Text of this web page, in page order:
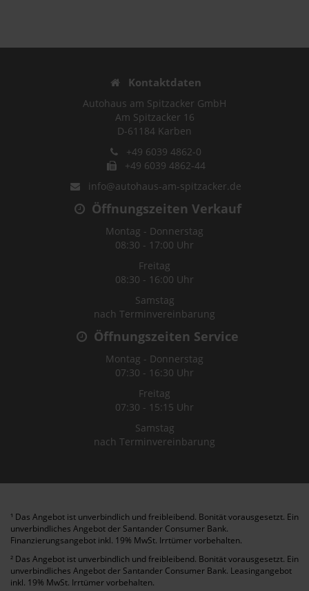
Kontaktdaten
Autohaus am Spitzacker GmbH
Am Spitzacker 16
D-61184 Karben
+49 6039 4862-0
+49 6039 4862-44
info@autohaus-am-spitzacker.de
Öffnungszeiten Verkauf
Montag - Donnerstag
08:30 - 17:00 Uhr
Freitag
08:30 - 16:00 Uhr
Samstag
nach Terminvereinbarung
Öffnungszeiten Service
Montag - Donnerstag
07:30 - 16:30 Uhr
Freitag
07:30 - 15:15 Uhr
Samstag
nach Terminvereinbarung
¹ Das Angebot ist unverbindlich und freibleibend. Bonität vorausgesetzt. Ein
unverbindliches Angebot der Santander Consumer Bank.
Finanzierungsangebot inkl. 19% MwSt. Irrtümer vorbehalten.
² Das Angebot ist unverbindlich und freibleibend. Bonität vorausgesetzt. Ein
unverbindliches Angebot der Santander Consumer Bank. Leasingangebot
inkl. 19% MwSt. Irrtümer vorbehalten.